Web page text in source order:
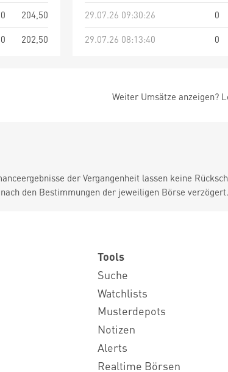
0
204,50
0 202,50
29.07.26 09:30:26
0
29.07.26 08:13:40
0
Weiter Umsätze anzeigen?
der Vergangenheit lassen keine
den Bestimmungen der jeweiligen Börse
Tools
Suche
Watchlists
Musterdepots
Notizen
Alerts
Realtime Börsen